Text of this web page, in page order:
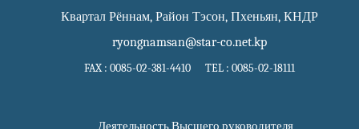
Квартал Рённам, Район Тэсон, Пхеньян, КНДР
ryongnamsan@star-co.net.kp
FAX : 0085-02-381-4410 TEL : 0085-02-18111
Деятельность Высшего руководителя